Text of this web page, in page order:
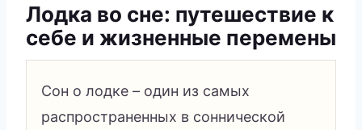
Лодка во сне: путешествие к
себе и жизненные перемены
Сон о лодке – один из самых
распространенных в соннической